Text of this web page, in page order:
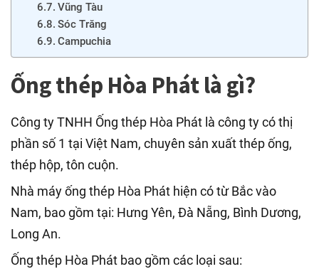
Vũng Tàu
Sóc Trăng
Campuchia
Ống thép Hòa Phát là gì?
Công ty TNHH Ống thép Hòa Phát là công ty có thị
phần số 1 tại Việt Nam, chuyên sản xuất thép ống,
thép hộp, tôn cuộn.
Nhà máy ống thép Hòa Phát hiện có từ Bắc vào
Nam, bao gồm tại: Hưng Yên, Đà Nẵng, Bình Dương,
Long An.
Ống thép Hòa Phát bao gồm các loại sau: